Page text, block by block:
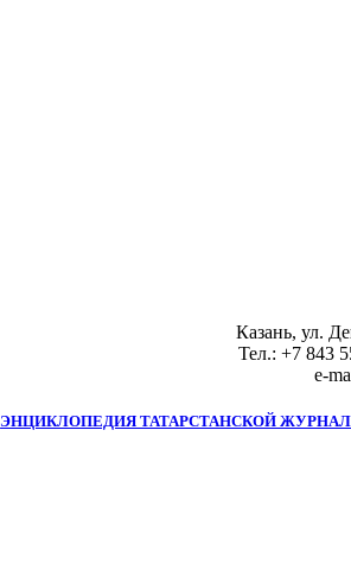
Казань, ул.
Тел.: +7 843
e-
ЭНЦИКЛОПЕДИЯ ТАТАРСТАНСКОЙ